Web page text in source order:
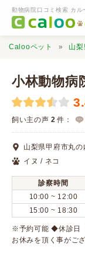
動物病院口コミ検索 カル
動物病院検索
口コミ検索
Calooペットとは
口コミ投稿
Calooペット 山梨
小林動物病
飼い主の声 2 件：
山梨県甲府市丸
イヌ / ネコ
診察時間
10:00 ~ 12:00
15:00 ~ 18:30
※予約可能 ◆休診日
お休みを頂く事がご